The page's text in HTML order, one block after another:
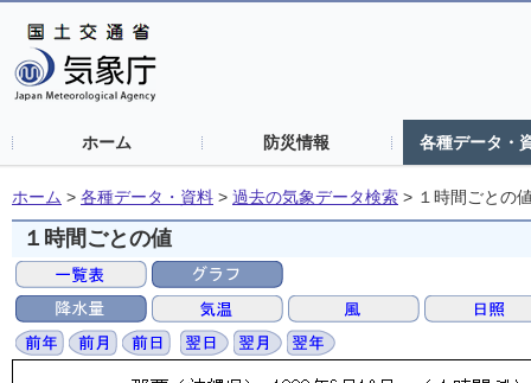
ホーム 防災情報 各種データ・
ホーム > 各種データ・資料 > 過去の気象データ検索 > １時間ごとの
１時間ごとの値